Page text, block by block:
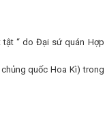
tật “ do Đại sứ quán Hợp
quốc Hoa Kì) trong